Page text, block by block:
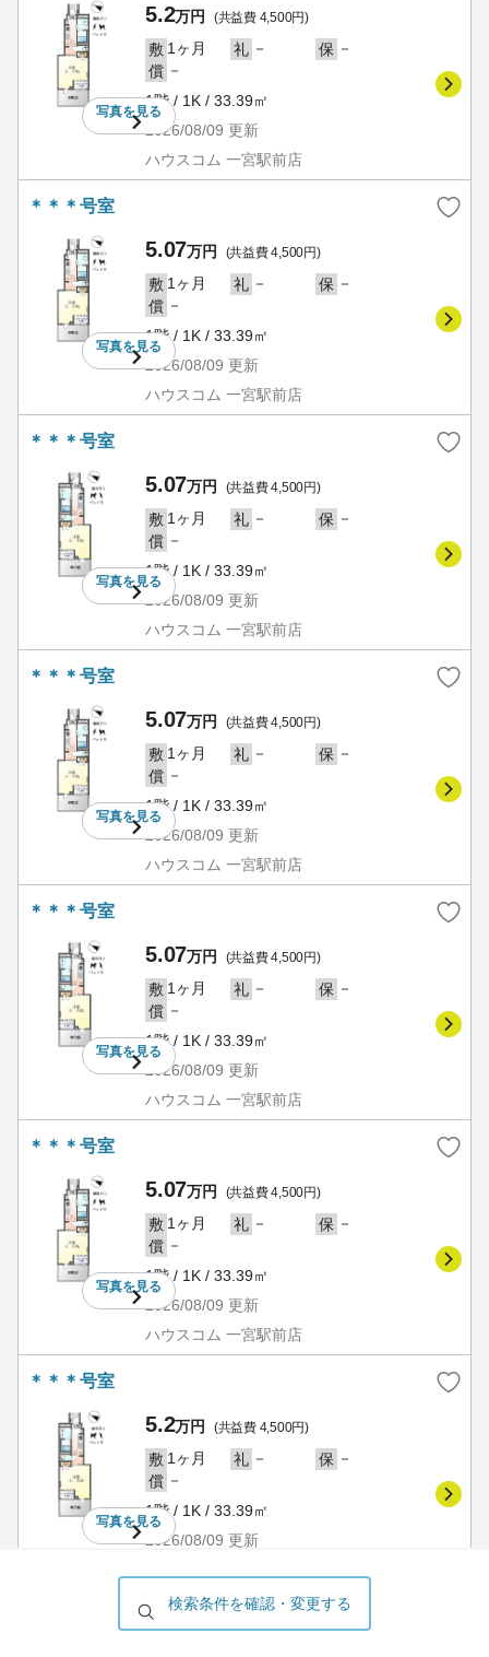
写真を見る
5.2万円 (共益費 4,500円)
敷 1ヶ月 礼 － 保 －
償 －
1階 / 1K / 33.39㎡
2026/08/09 更新
ハウスコム 一宮駅前店
＊＊＊号室
写真を見る
5.07万円 (共益費 4,500円)
敷 1ヶ月 礼 － 保 －
償 －
1階 / 1K / 33.39㎡
2026/08/09 更新
ハウスコム 一宮駅前店
＊＊＊号室
写真を見る
5.07万円 (共益費 4,500円)
敷 1ヶ月 礼 － 保 －
償 －
1階 / 1K / 33.39㎡
2026/08/09 更新
ハウスコム 一宮駅前店
＊＊＊号室
写真を見る
5.07万円 (共益費 4,500円)
敷 1ヶ月 礼 － 保 －
償 －
1階 / 1K / 33.39㎡
2026/08/09 更新
ハウスコム 一宮駅前店
＊＊＊号室
写真を見る
5.07万円 (共益費 4,500円)
敷 1ヶ月 礼 － 保 －
償 －
1階 / 1K / 33.39㎡
2026/08/09 更新
ハウスコム 一宮駅前店
＊＊＊号室
写真を見る
5.07万円 (共益費 4,500円)
敷 1ヶ月 礼 － 保 －
償 －
1階 / 1K / 33.39㎡
2026/08/09 更新
ハウスコム 一宮駅前店
＊＊＊号室
写真を見る
5.2万円 (共益費 4,500円)
敷 1ヶ月 礼 － 保 －
償 －
1階 / 1K / 33.39㎡
2026/08/09 更新
検索条件を確認・変更する